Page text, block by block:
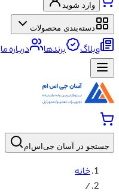
وارد شوید
دسته‌بندی محصولات
وبلاگ برندها درباره ما
جستجو در آسان جی‌اس‌ام
خانه
/